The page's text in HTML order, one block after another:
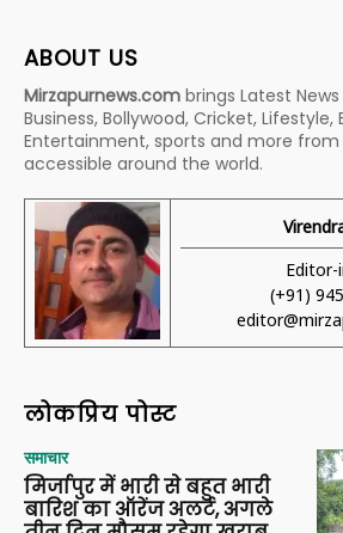
ABOUT US
Mirzapurnews.com brings Latest
Business, Bollywood, Cricket, Lifestyle,
Entertainment, sports and more from
accessible around the world.
Editor-
(+91)
लोकप्रिय पोस्ट
समाचार
मिर्जापुर में भारी से बहुत भारी
बारिश का ऑरेंज अलर्ट, अगले